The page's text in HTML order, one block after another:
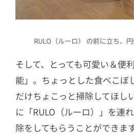
RULO（ルーロ） の前に立ち、
そして、とっても可愛い＆便
能」。ちょっとした食べこぼ
だけちょこっと掃除してほし
に「RULO（ルーロ）」を連
除をしてもらうことができます